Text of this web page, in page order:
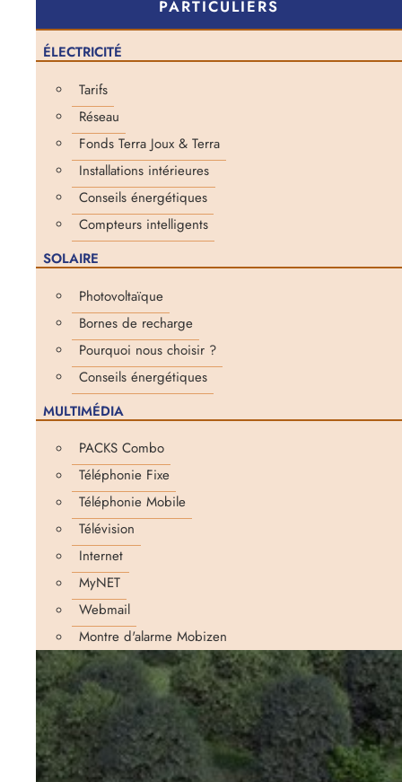
PARTICULIERS
ÉLECTRICITÉ
Tarifs
Réseau
Fonds Terra Joux & Terra
Installations intérieures
Conseils énergétiques
Compteurs intelligents
SOLAIRE
Photovoltaïque
Bornes de recharge
Pourquoi nous choisir ?
Conseils énergétiques
MULTIMÉDIA
PACKS Combo
Téléphonie Fixe
Téléphonie Mobile
Télévision
Internet
MyNET
Webmail
Montre d'alarme Mobizen